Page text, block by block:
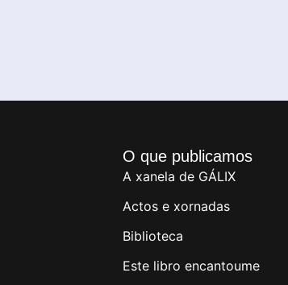
O que publicamos
A xanela de GÁLIX
Actos e xornadas
Biblioteca
Este libro encantoume